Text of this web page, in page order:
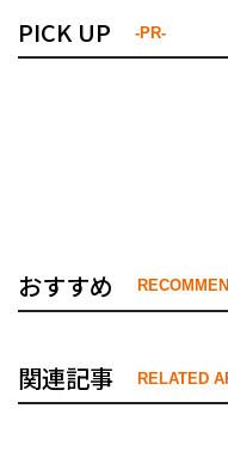
PICK UP -PR-
おすすめ
関連記事 RELATED